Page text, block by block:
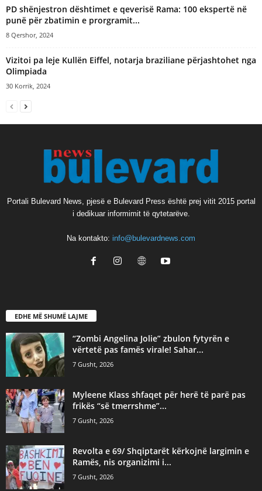
PD shënjestron dështimet e qeverisë Rama: 100 ekspertë në
punë për zbatimin e prorgramit...
8 Qershor, 2024
Vizitoi pa leje Kullën Eiffel, notarja braziliane përjashtohet nga
Olimpiada
30 Korrik, 2024
Portali Bulevard News, pjesë e Bulevard Press është prej vitit 2015 portal
i dedikuar informimit të qytetarëve.
Na kontakto: info@bulevardnews.com
EDHE MË SHUMË LAJME
“Zombi Angelina Jolie” zbulon fytyrën e
vërtetë pas famës virale! Sahar...
7 Gusht, 2026
Myleene Klass shfaqet për herë të parë pas
frikës “së tmerrshme”...
7 Gusht, 2026
Revolta e 69/ Shqiptarët kërkojnë largimin e
Ramës, nis organizimi i...
7 Gusht, 2026